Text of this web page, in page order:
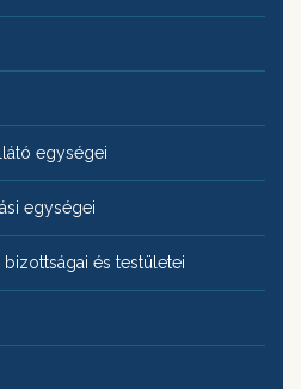
egységei
egységei
és testületei